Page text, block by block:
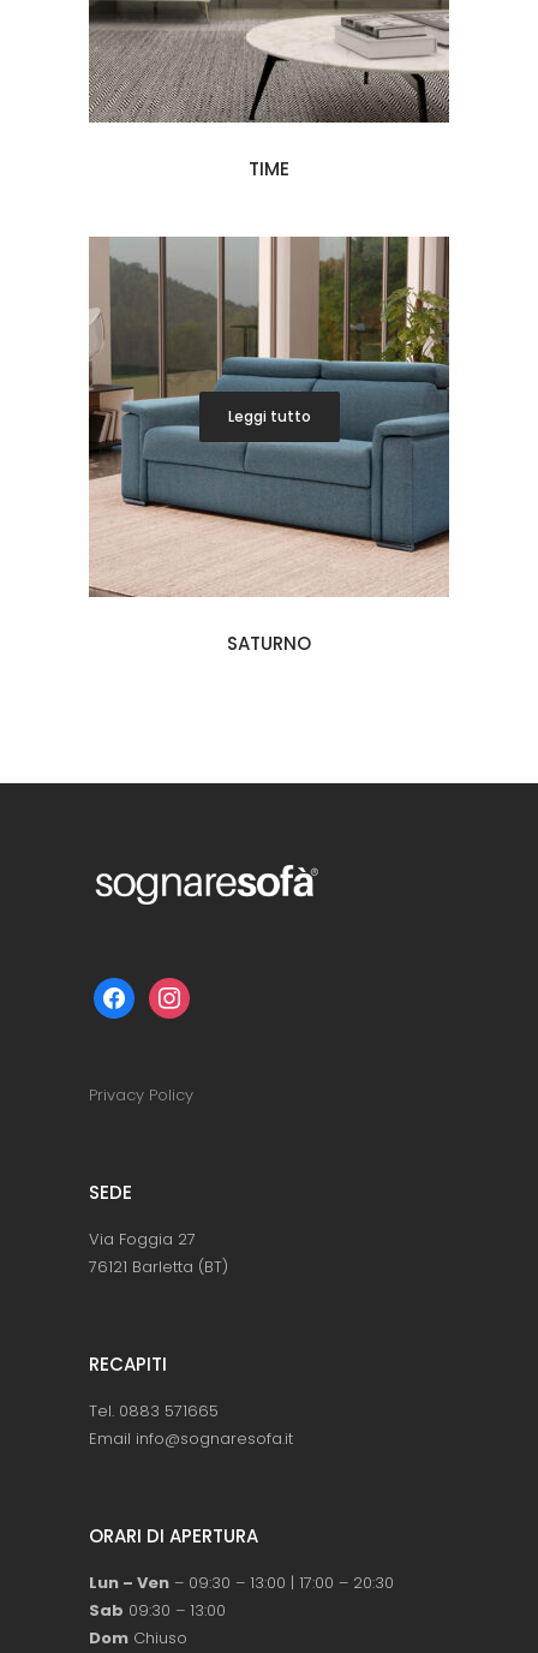
TIME
Leggi tutto
SATURNO
facebookinstagram
Privacy Policy
SEDE
Via Foggia 27
76121 Barletta (BT)
RECAPITI
Tel. 0883 571665
Email info@sognaresofa.it
ORARI DI APERTURA
Lun – Ven – 09:30 – 13:00 | 17:00 – 20:30
Sab 09:30 – 13:00
Dom Chiuso